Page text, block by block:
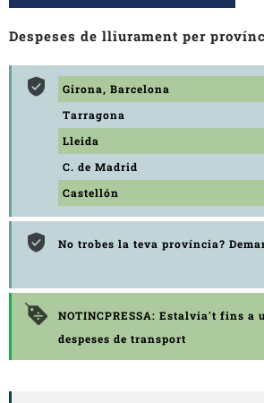
Despeses de lliurament per
Girona, Barcelona
Tarragona
Lleida
C. de Madrid
Castellón
No trobes la teva província?
NOTINCPRESSA: Estalvia't fins a
despeses de transport